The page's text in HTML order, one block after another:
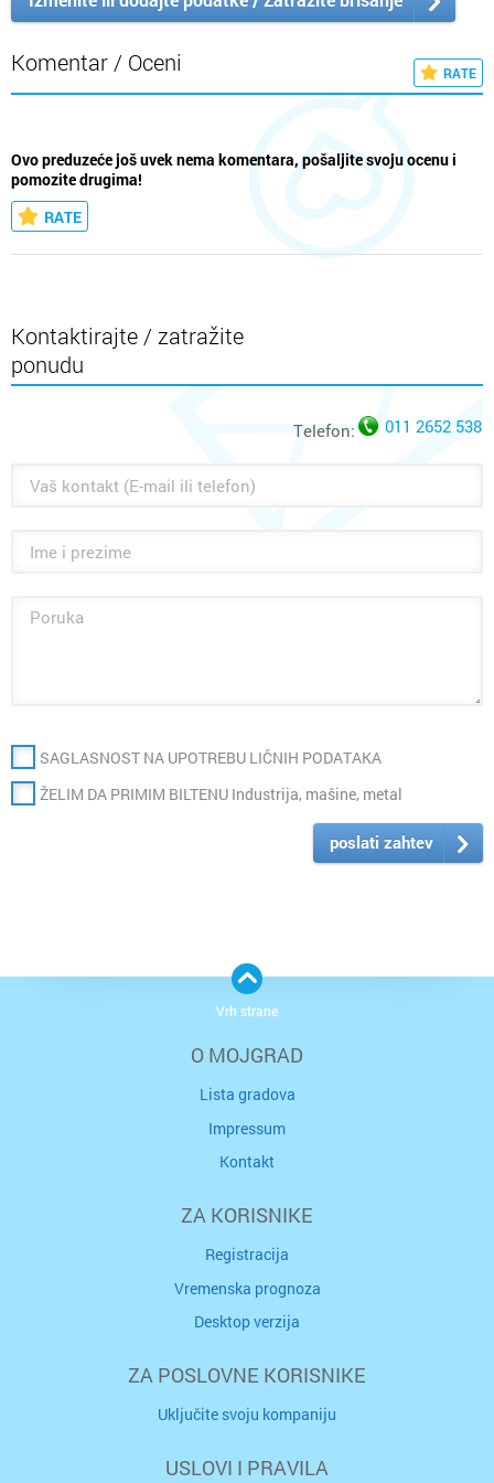
Komentar / Oceni RATE
Ovo preduzeće još uvek nema komentara, pošaljite svoju ocenu i
pomozite drugima!
RATE
Kontaktirajte / zatražite
ponudu
Telefon: 011 2652 538
SAGLASNOST NA UPOTREBU LIČNIH PODATAKA
ŽELIM DA PRIMIM BILTENU Industrija, mašine, metal
poslati zahtev
O MOJGRAD
Lista gradova
Impressum
Kontakt
ZA KORISNIKE
Registracija
Vremenska prognoza
Desktop verzija
ZA POSLOVNE KORISNIKE
Uključite svoju kompaniju
USLOVI I PRAVILA
Vrh strane